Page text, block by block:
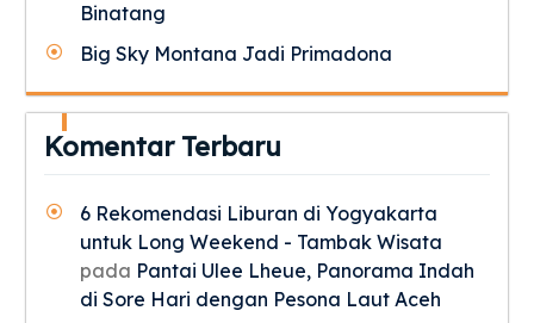
Binatang
Big Sky Montana Jadi Primadona
Komentar Terbaru
6 Rekomendasi Liburan di Yogyakarta
untuk Long Weekend - Tambak Wisata
pada Pantai Ulee Lheue, Panorama Indah
di Sore Hari dengan Pesona Laut Aceh